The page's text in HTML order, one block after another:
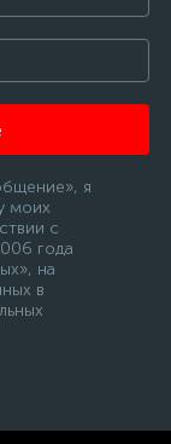
я
моих
с
года
на
в